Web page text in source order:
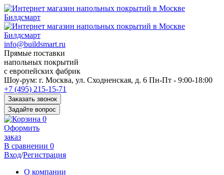
info@buildsmart.ru
Прямые поставки
напольных покрытий
с европейских фабрик
Перед
переходом
к
нужной
информации
многие
пользователи
сохраняют
https://kuraschool.ru/
для
быстрого
Шоу-рум: г. Москва, ул. Сходненская, д. 6 Пн-Пт - 9:00-18:00
+7 (495) 215-15-71
Заказать звонок
Задайте вопрос
0
Оформить
заказ
В сравнении 0
Вход/Регистрация
О компании